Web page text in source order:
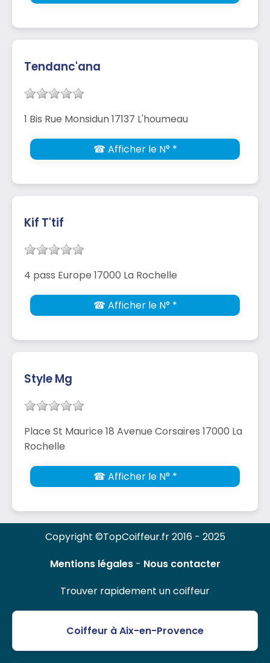
Tendanc'ana
1 Bis Rue Monsidun 17137 L'houmeau
☎ Afficher le N° *
Kif T'tif
4 pass Europe 17000 La Rochelle
☎ Afficher le N° *
Style Mg
Place St Maurice 18 Avenue Corsaires 17000 La
Rochelle
☎ Afficher le N° *
Copyright ©TopCoiffeur.fr 2016 - 2025
Mentions légales- Nous contacter
Trouver rapidement un coiffeur
Coiffeur à Aix-en-Provence